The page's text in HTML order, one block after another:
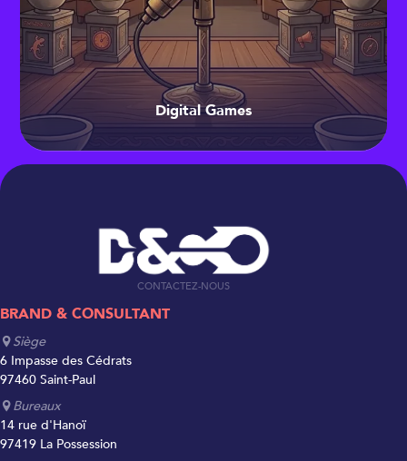
Digital Games
CONTACTEZ-NOUS
BRAND & CONSULTANT
Siège
6 Impasse des Cédrats
97460 Saint-Paul
Bureaux
14 rue d'Hanoï
97419 La Possession